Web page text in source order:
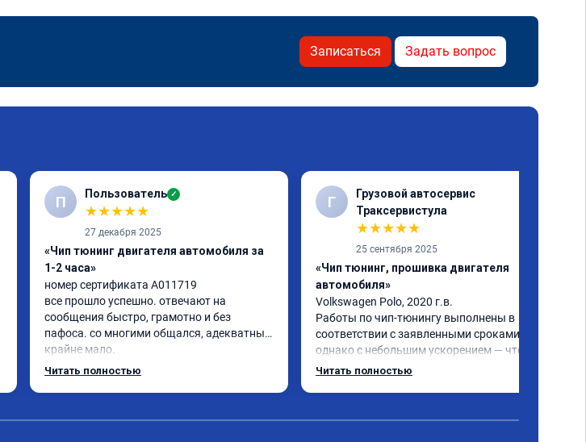
Записаться Задать вопрос
П Пользователь ✓
★★★★★
27 декабря 2025
«Чип тюнинг двигателя автомобиля за
1-2 часа»
номер сертификата A011719
все прошло успешно. отвечают на
сообщения быстро, грамотно и без
пафоса. со многими общался, адекватных
крайне мало.
ребята ответили на все вопросы, все
Читать полностью
Г
Грузовой автосервис
Траксервистула
★★★★★
25 сентября 2025
«Чип тюнинг, прошивка двигателя
автомобиля»
Volkswagen Polo, 2020 г.в.
Работы по чип-тюнингу выполнены в
соответствии с заявленными сроками,
однако с небольшим ускорением — что
является положительным моментом!
Читать полностью